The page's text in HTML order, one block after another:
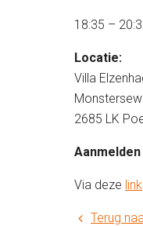
18:35 –
Locatie:
Villa
2685 LK
Aanmelden
Via deze link
Terug